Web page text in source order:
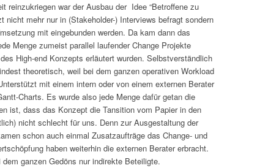
reinzukriegen war der Ausbau der Idee “Betroffene zu
nicht mehr nur in (Stakeholder-) Interviews befragt sondern
mit eingebunden werden. Da kam dann das
Menge zumeist parallel laufender Change Projekte
High-end Konzepts erläutert wurden. Selbstverständlich
theoretisch, weil bei dem ganzen operativen Workload
mit einem intern oder von einem externen Berater
Charts. Es wurde also jede Menge dafür getan die
ist, dass das Konzept die Tansition vom Papier in den
nicht schlecht für uns. Denn zur Ausgestaltung der
schon auch einmal Zusatzaufträge das Change- und
haben weiterhin die externen Berater erbracht.
ganzen Gedöns nur indirekte Beteiligte.